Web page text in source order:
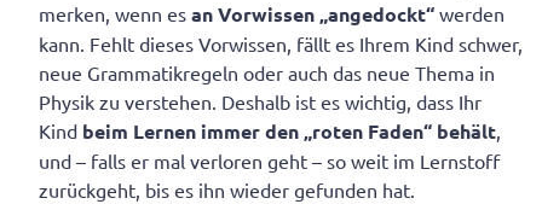
merken, wenn es an Vorwissen „angedockt“ werden
kann. Fehlt dieses Vorwissen, fällt es Ihrem Kind schwer,
neue Grammatikregeln oder auch das neue Thema in
Physik zu verstehen. Deshalb ist es wichtig, dass Ihr
Kind beim Lernen immer den „roten Faden“ behält,
und – falls er mal verloren geht – so weit im Lernstoff
zurückgeht, bis es ihn wieder gefunden hat.